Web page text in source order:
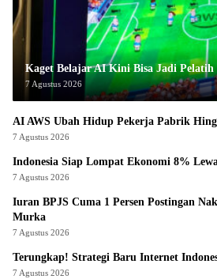
Kaget Belajar AI Kini Bisa Jadi
7 Agustus 2026
AI AWS Ubah Hidup Pekerja Pabrik
7 Agustus 2026
Indonesia Siap Lompat Ekonomi 8%
7 Agustus 2026
Iuran BPJS Cuma 1 Persen Postingan
Murka
7 Agustus 2026
Terungkap! Strategi Baru Internet
7 Agustus 2026